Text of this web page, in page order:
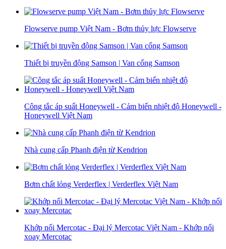
Flowserve pump Việt Nam - Bơm thủy lực Flowserve
Thiết bị truyền động Samson | Van cổng Samson
Công tắc áp suất Honeywell - Cảm biến nhiệt độ Honeywell -
Honeywell Việt Nam
Nhà cung cấp Phanh điện từ Kendrion
Bơm chất lỏng Verderflex | Verderflex Việt Nam
Khớp nối Mercotac - Đại lý Mercotac Việt Nam - Khớp nối
xoay Mercotac